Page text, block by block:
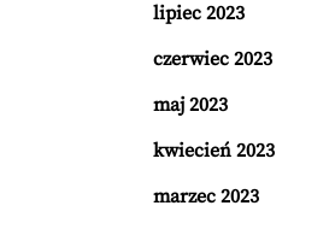
lipiec 2023
czerwiec 2023
maj 2023
kwiecień 2023
marzec 2023